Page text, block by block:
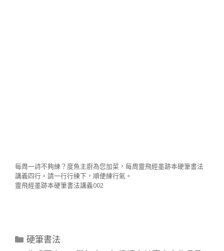
每周一詩不夠練？度魚主廚為您加菜，每周靈飛經墨跡本硬筆書法
講義四行。請一行行練下，順便練行氣。
靈飛經墨跡本硬筆書法講義002
分
硬筆書法